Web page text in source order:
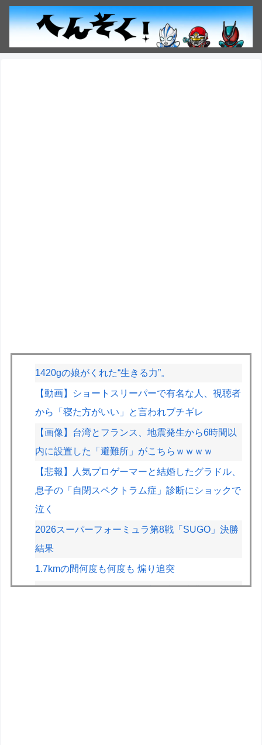
1420gの娘がくれた“生きる力”。
【動画】ショートスリーパーで有名な人、視聴者
から「寝た方がいい」と言われブチギレ
【画像】台湾とフランス、地震発生から6時間以
内に設置した「避難所」がこちらｗｗｗｗ
【悲報】人気プロゲーマーと結婚したグラドル、
息子の「自閉スペクトラム症」診断にショックで
泣く
2026スーパーフォーミュラ第8戦「SUGO」決勝
結果
1.7kmの間何度も何度も 煽り追突
VCARBリザーブでSF参戦中の岩佐歩夢「目の前